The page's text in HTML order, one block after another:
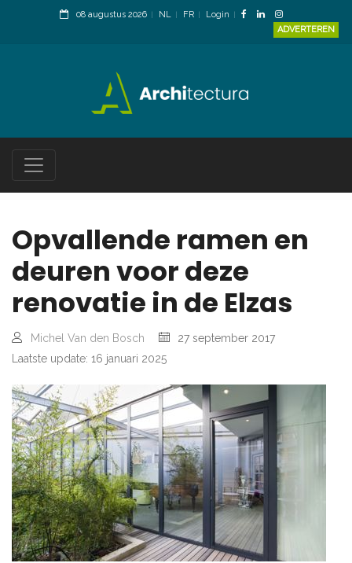
08 augustus 2026 NL FR
Login
ADVERTEREN
Opvallende ramen en
deuren voor deze
renovatie in de Elzas
Michel Van den Bosch
27 september 2017
Laatste update: 16 januari 2025